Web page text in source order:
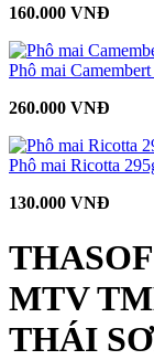
160.000 VNĐ
Phô mai
260.000 VNĐ
Phô mai Ricotta
130.000 VNĐ
MTV
THÁI